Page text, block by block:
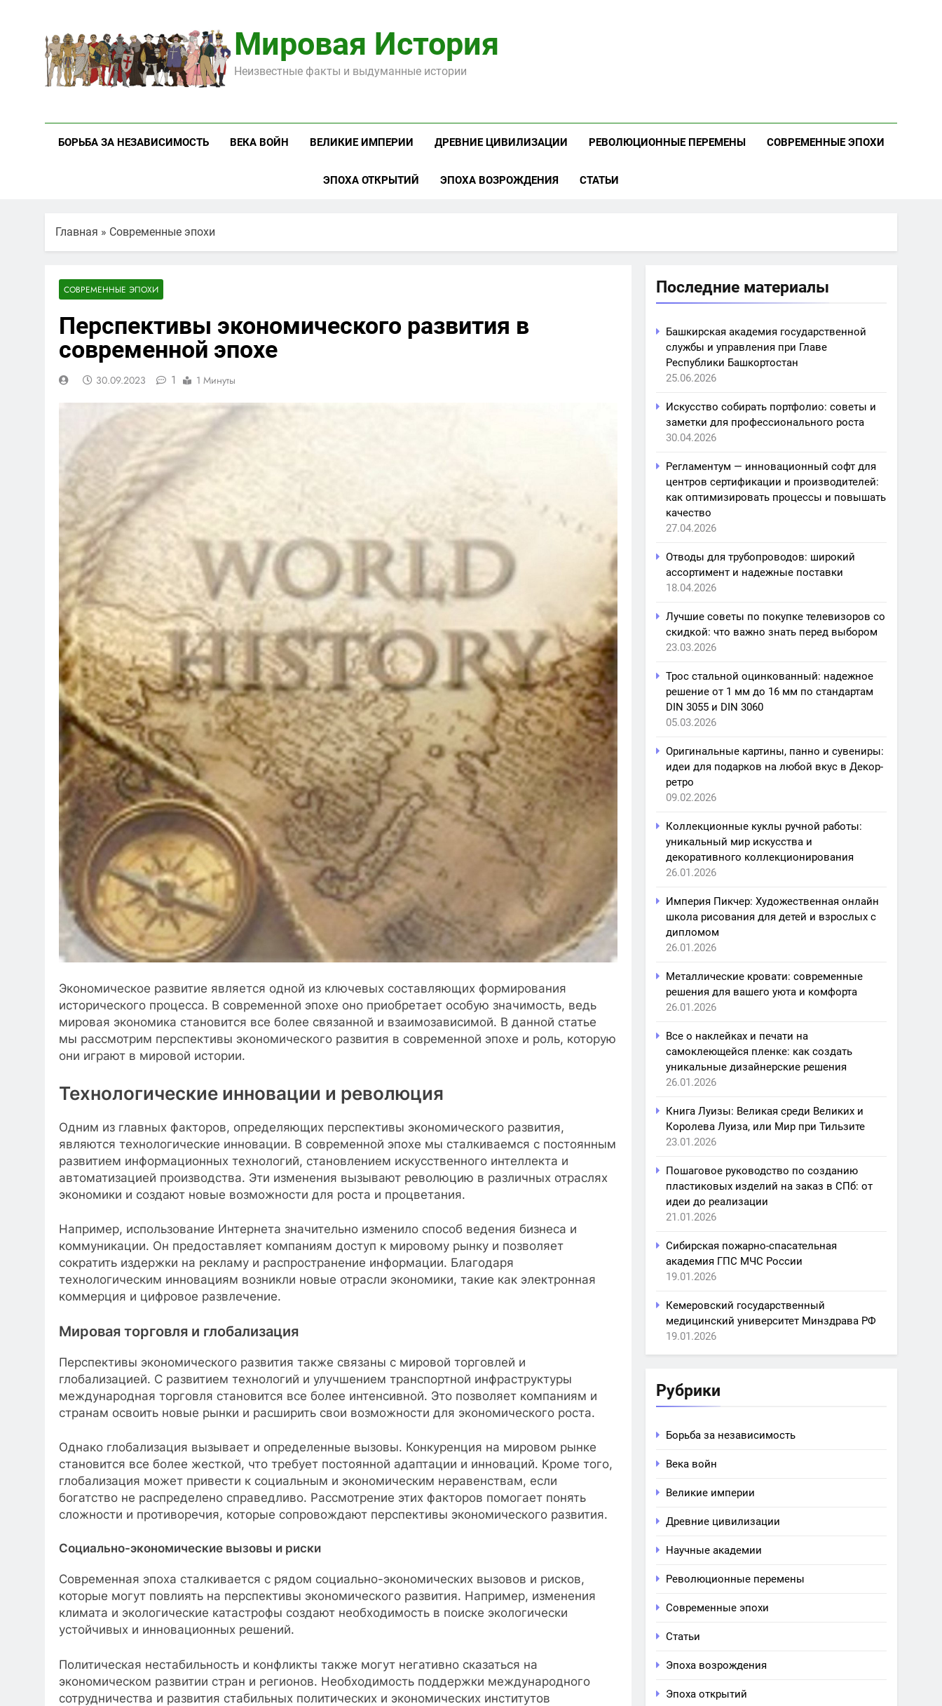
содержимому
Мировая История
Неизвестные факты и выдуманные истории
БОРЬБА ЗА НЕЗАВИСИМОСТЬ ВЕКА ВОЙН ВЕЛИКИЕ ИМПЕРИИ ДРЕВНИЕ ЦИВИЛИЗАЦИИ РЕВОЛЮЦИОННЫЕ ПЕРЕМЕНЫ СОВРЕМЕННЫЕ ЭПОХИ
ЭПОХА ОТКРЫТИЙ ЭПОХА ВОЗРОЖДЕНИЯ СТАТЬИ
Главная » Современные эпохи
СОВРЕМЕННЫЕ ЭПОХИ
Перспективы экономического развития в
современной эпохе
30.09.2023 1 1 Минуты
Экономическое развитие является одной из ключевых составляющих формирования
исторического процесса. В современной эпохе оно приобретает особую значимость, ведь
мировая экономика становится все более связанной и взаимозависимой. В данной статье
мы рассмотрим перспективы экономического развития в современной эпохе и роль, которую
они играют в мировой истории.
Технологические инновации и революция
Одним из главных факторов, определяющих перспективы экономического развития,
являются технологические инновации. В современной эпохе мы сталкиваемся с постоянным
развитием информационных технологий, становлением искусственного интеллекта и
автоматизацией производства. Эти изменения вызывают революцию в различных отраслях
экономики и создают новые возможности для роста и процветания.
Например, использование Интернета значительно изменило способ ведения бизнеса и
коммуникации. Он предоставляет компаниям доступ к мировому рынку и позволяет
сократить издержки на рекламу и распространение информации. Благодаря
технологическим инновациям возникли новые отрасли экономики, такие как электронная
коммерция и цифровое развлечение.
Мировая торговля и глобализация
Перспективы экономического развития также связаны с мировой торговлей и
глобализацией. С развитием технологий и улучшением транспортной инфраструктуры
международная торговля становится все более интенсивной. Это позволяет компаниям и
странам освоить новые рынки и расширить свои возможности для экономического роста.
Однако глобализация вызывает и определенные вызовы. Конкуренция на мировом рынке
становится все более жесткой, что требует постоянной адаптации и инноваций. Кроме того,
глобализация может привести к социальным и экономическим неравенствам, если
богатство не распределено справедливо. Рассмотрение этих факторов помогает понять
сложности и противоречия, которые сопровождают перспективы экономического развития.
Социально-экономические вызовы и риски
Современная эпоха сталкивается с рядом социально-экономических вызовов и рисков,
которые могут повлиять на перспективы экономического развития. Например, изменения
климата и экологические катастрофы создают необходимость в поиске экологически
устойчивых и инновационных решений.
Политическая нестабильность и конфликты также могут негативно сказаться на
экономическом развитии стран и регионов. Необходимость поддержки международного
сотрудничества и развития стабильных политических и экономических институтов
Последние материалы
Башкирская академия государственной
службы и управления при Главе
Республики Башкортостан
25.06.2026
Искусство собирать портфолио: советы и
заметки для профессионального роста
30.04.2026
Регламентум — инновационный софт для
центров сертификации и производителей:
как оптимизировать процессы и повышать
качество
27.04.2026
Отводы для трубопроводов: широкий
ассортимент и надежные поставки
18.04.2026
Лучшие советы по покупке телевизоров со
скидкой: что важно знать перед выбором
23.03.2026
Трос стальной оцинкованный: надежное
решение от 1 мм до 16 мм по стандартам
DIN 3055 и DIN 3060
05.03.2026
Оригинальные картины, панно и сувениры:
идеи для подарков на любой вкус в Декор-
ретро
09.02.2026
Коллекционные куклы ручной работы:
уникальный мир искусства и
декоративного коллекционирования
26.01.2026
Империя Пикчер: Художественная онлайн
школа рисования для детей и взрослых с
дипломом
26.01.2026
Металлические кровати: современные
решения для вашего уюта и комфорта
26.01.2026
Все о наклейках и печати на
самоклеющейся пленке: как создать
уникальные дизайнерские решения
26.01.2026
Книга Луизы: Великая среди Великих и
Королева Луиза, или Мир при Тильзите
23.01.2026
Пошаговое руководство по созданию
пластиковых изделий на заказ в СПб: от
идеи до реализации
21.01.2026
Сибирская пожарно-спасательная
академия ГПС МЧС России
19.01.2026
Кемеровский государственный
медицинский университет Минздрава РФ
19.01.2026
Рубрики
Борьба за независимость
Века войн
Великие империи
Древние цивилизации
Научные академии
Революционные перемены
Современные эпохи
Статьи
Эпоха возрождения
Эпоха открытий